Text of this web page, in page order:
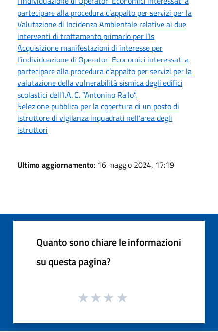
partecipare alla procedura d’appalto per servizi per la
Valutazione di Incidenza Ambientale relative ai due
interventi di trattamento primario per l’Is
Acquisizione manifestazioni di interesse per
l’individuazione di Operatori Economici interessati a
partecipare alla procedura d’appalto per servizi per la
valutazione della vulnerabilità sismica degli edifici
scolastici dell’I.A. C. “Antonino Rallo”.
Selezione pubblica per la copertura di un posto di
istruttore di vigilanza inquadrati nell'area degli
istruttori
Ultimo aggiornamento: 16 maggio 2024, 17:19
Quanto sono chiare le informazioni
su questa pagina?